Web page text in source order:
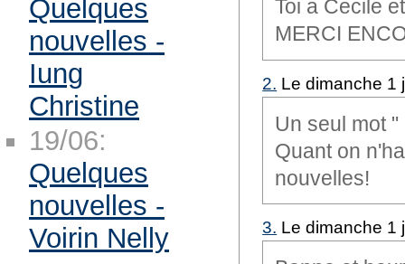
Toi a Cecile
MERCI
2. Le dimanche 1
Un seul mot
Quant on
nouvelles!
3. Le dimanche 1
Quelques
nouvelles -
Iung
Christine
19/06:
Quelques
nouvelles -
Voirin Nelly